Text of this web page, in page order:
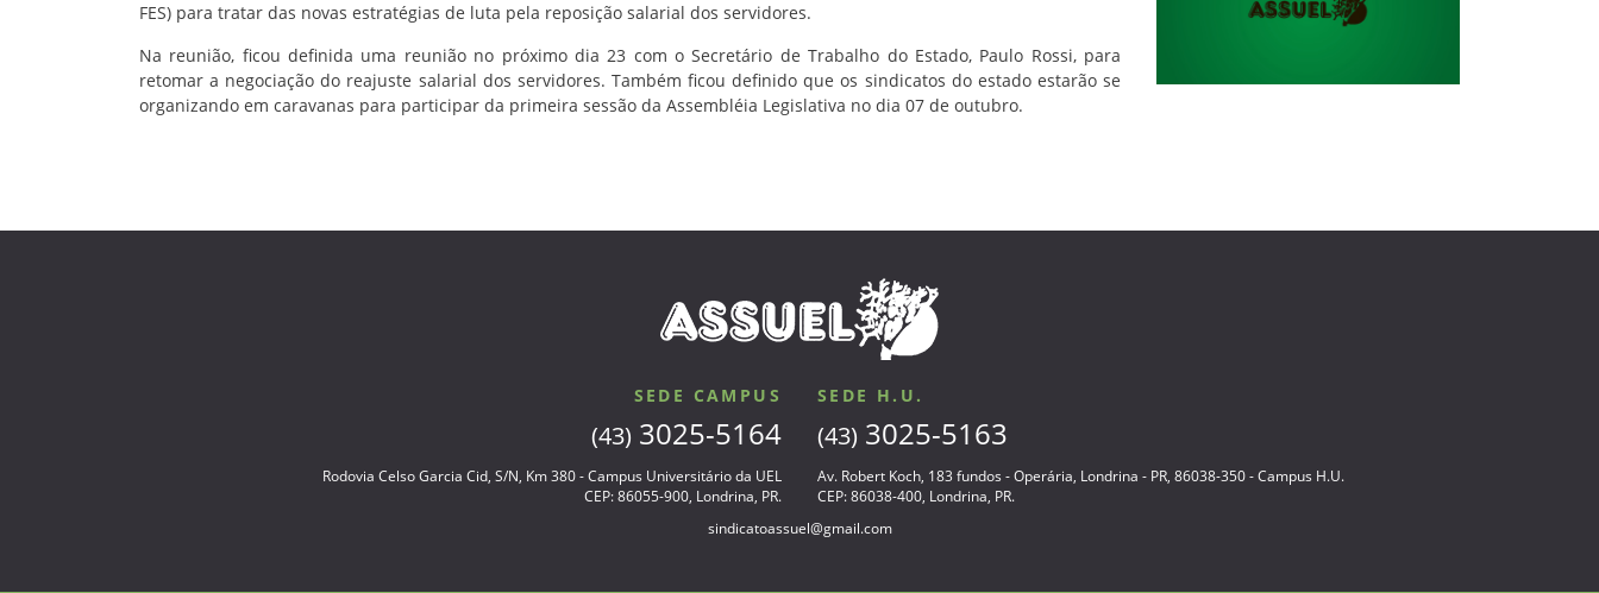
FES) para tratar das novas estratégias de luta pela reposição salarial dos servidores.
Na reunião, ficou definida uma reunião no próximo dia 23 com o Secretário de Trabalho do Estado, Paulo Rossi, para
retomar a negociação do reajuste salarial dos servidores. Também ficou definido que os sindicatos do estado estarão se
organizando em caravanas para participar da primeira sessão da Assembléia Legislativa no dia 07 de outubro.
SEDE CAMPUS
(43) 3025-5164
Rodovia Celso Garcia Cid, S/N, Km 380 - Campus Universitário da UEL
CEP: 86055-900, Londrina, PR.
SEDE H.U.
(43) 3025-5163
Av. Robert Koch, 183 fundos - Operária, Londrina - PR, 86038-350 - Campus H.U.
CEP: 86038-400, Londrina, PR.
sindicatoassuel@gmail.com